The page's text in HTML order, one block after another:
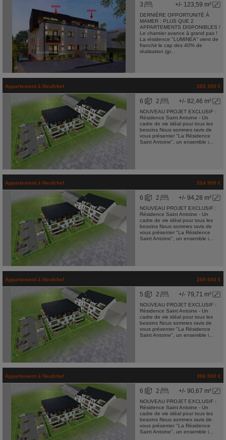
+/- 123,59 m²
3
DERNIÈRE OPPORTUNITÉ À
MAMER : PLUS QUE 2
APPARTEMENTS DISPONIBLES !
Le chantier avance à grand pas !
La résidence "LUMINEA" vient de
franchir le cap des 40% de
réalisation (gr...
Appartement à Neufchef 285 300 €
+/- 82,46 m²
6 2
NOUVEAU PROJET EXCLUSIF :
Résidence Saint Antoine - Un
cadre de vie idéal pour tous les
besoins Nous sommes ravis de
vous présenter "La Résidence
Saint Antoine", un ensemble i...
Appartement à Neufchef 324 900 €
+/- 94,28 m²
6 2
NOUVEAU PROJET EXCLUSIF :
Résidence Saint Antoine - Un
cadre de vie idéal pour tous les
besoins Nous sommes ravis de
vous présenter "La Résidence
Saint Antoine", un ensemble i...
Appartement à Neufchef 269 600 €
+/- 79,71 m²
5 2
NOUVEAU PROJET EXCLUSIF :
Résidence Saint Antoine - Un
cadre de vie idéal pour tous les
besoins Nous sommes ravis de
vous présenter "La Résidence
Saint Antoine", un ensemble i...
Appartement à Neufchef 306 500 €
+/- 90,67 m²
6 2
NOUVEAU PROJET EXCLUSIF :
Résidence Saint Antoine - Un
cadre de vie idéal pour tous les
besoins Nous sommes ravis de
vous présenter "La Résidence
Saint Antoine", un ensemble i...